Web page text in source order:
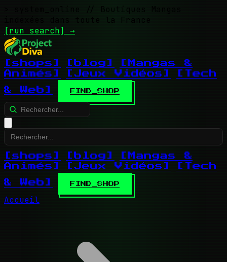
// Boutiques Mangas
indexées dans toute la France
[run search] →
[shops] [blog]
[Mangas &
Animés]
[Jeux Vidéos]
[Tech
& Web]
FIND_SHOP
[shops] [blog]
[Mangas &
Animés]
[Jeux Vidéos]
[Tech
& Web]
FIND_SHOP
Accueil